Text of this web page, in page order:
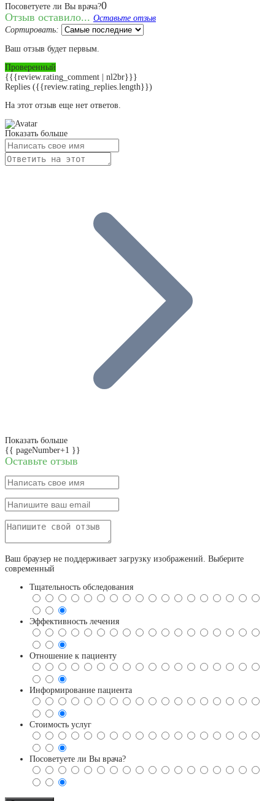
Посоветуете ли Вы врача?0
Отзыв оставило... Оставьте отзыв
Сортировать:
Ваш отзыв будет первым.
Проверенный
{{{review.rating_comment | nl2br}}}
Replies ({{review.rating_replies.length}})
На этот отзыв еще нет ответов.
Показать больше
Показать больше
{{ pageNumber+1 }}
Оставьте отзыв
Ваш браузер не поддерживает загрузку изображений. Выберите
современный
Тщательность обследования
Эффективность лечения
Отношение к пациенту
Информирование пациента
Стоимость услуг
Посоветуете ли Вы врача?